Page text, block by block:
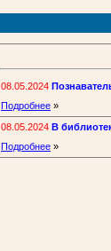
08.05.2024
Подробнее »
08.05.2024 В
Подробнее »